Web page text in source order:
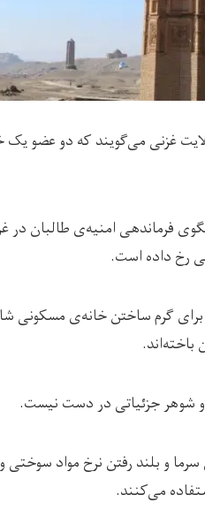
غزنی می‌گویند که دو عضو یک
رخ داده است.
گرم ساختن خانه‌ی مسکونی
شوهر جزئیاتی در دست نیست.
و بلند رفتن نرخ مواد
می‌کنند.